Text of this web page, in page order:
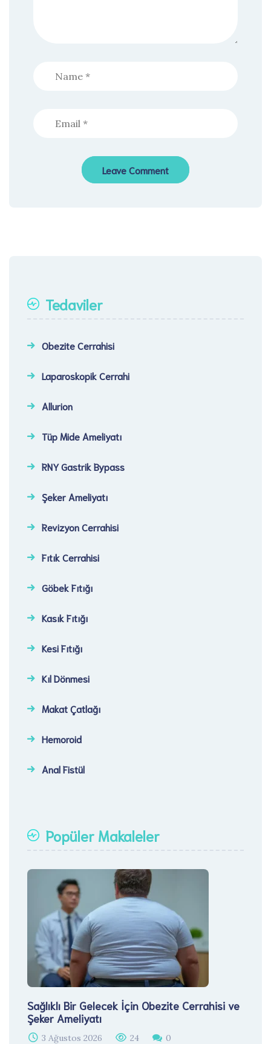
Tedaviler
Obezite Cerrahisi
Laparoskopik Cerrahi​
Allurion
Tüp Mide Ameliyatı
RNY Gastrik Bypass
Şeker Ameliyatı​
Revizyon Cerrahisi​
Fıtık Cerrahisi​
Göbek Fıtığı​
Kasık Fıtığı​
Kesi Fıtığı​
Kıl Dönmesi
Makat Çatlağı
Hemoroid
Anal Fistül
Popüler Makaleler
Sağlıklı Bir Gelecek İçin Obezite Cerrahisi ve
Şeker Ameliyatı
3 Ağustos 2026 24 0